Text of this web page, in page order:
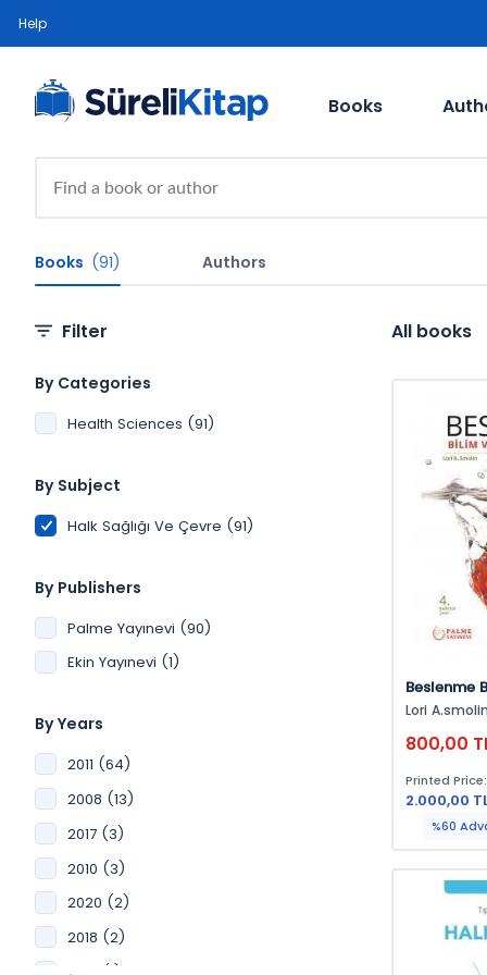
Help
Books
Books (91) Authors
Filter
By Categories
Health Sciences (91)
By Subject
Halk Sağlığı Ve Çevre (91)
By Publishers
Palme Yayınevi (90)
Ekin Yayınevi (1)
By Years
2011 (64)
2008 (13)
2017 (3)
2010 (3)
2020 (2)
2018 (2)
All books
Beslenme
Lori A.smolin, Mary
800,00
Printed Price:
2.000,00
%60